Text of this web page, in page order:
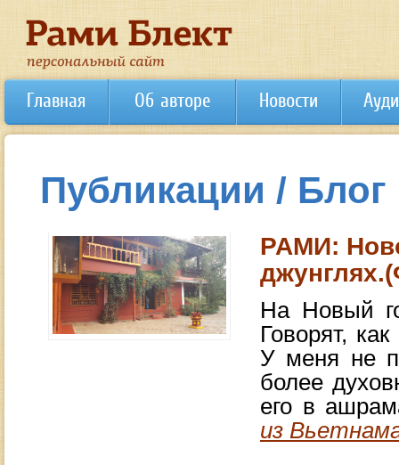
Главная Об авторе Новости
Публикации / Блог
РАМИ:
На Новый
Говорят,
У меня не
более
его в
из